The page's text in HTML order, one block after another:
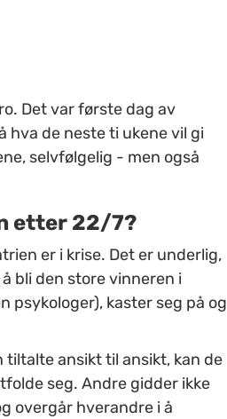
Det var første dag av
hva de neste ti ukene vil gi
selvfølgelig - men også
etter 22/7?
er i krise. Det er underlig,
bli den store vinneren i
psykologer), kaster seg på og
tiltalte ansikt til ansikt, kan de
seg. Andre gidder ikke
overgår hverandre i å